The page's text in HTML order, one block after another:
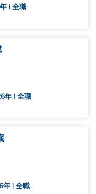
| 全職
年 | 全職
年 | 全職